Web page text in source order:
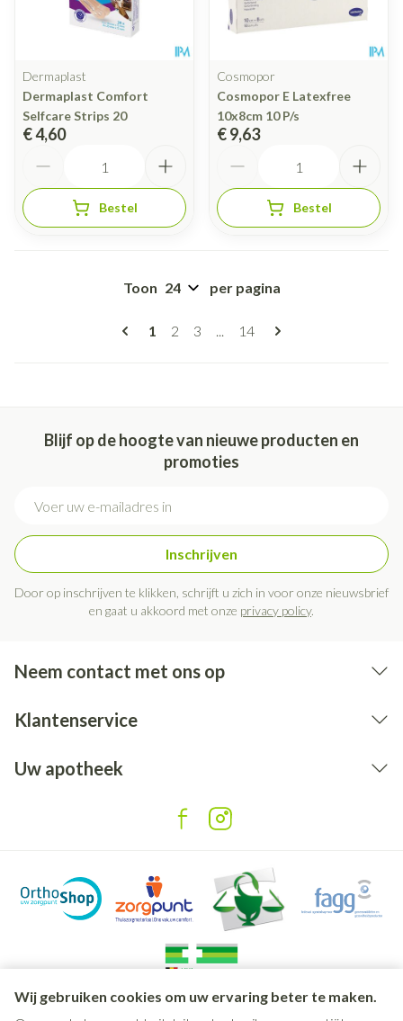
Wij gebruiken cookies om uw ervaring beter te maken.
Dermaplast
Dermaplast Comfort
Selfcare Strips 20
€ 4,60
Bestel
Cosmopor
Cosmopor E Latexfree
10x8cm 10 P/s
€ 9,63
Bestel
Pagina's
U lees momenteel pagina
1 Pagina
2 Pagina
3 ... Pagina
14
Toon per pagina
Blijf op de hoogte van nieuwe producten en
promoties
Inschrijven
Door op inschrijven te klikken, schrijft u zich in voor onze nieuwsbrief
en gaat u akkoord met onze privacy policy.
Neem contact met ons op
Klantenservice
Uw apotheek